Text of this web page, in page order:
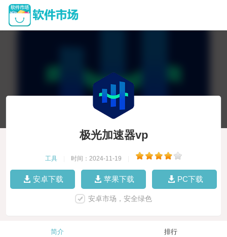
极光加速器vp
工具 时间：2024-11-19
安卓下载 苹果下载 PC下载
安卓市场，安全绿色
简介 排行